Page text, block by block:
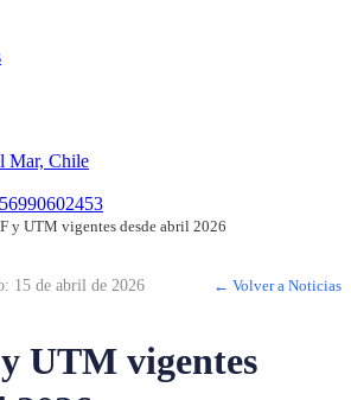
Mar, Chile
y UTM vigentes desde abril 2026
15 de abril de 2026 ← Volver a Noticias
UTM vigentes